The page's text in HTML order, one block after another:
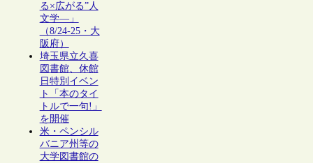
る×広がる”人
文学―」
（8/24-25・大
阪府）
埼玉県立久喜
図書館、休館
日特別イベン
ト「本のタイ
トルで一句!」
を開催
米・ペンシル
バニア州等の
大学図書館の